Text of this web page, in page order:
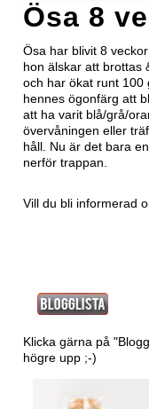
Ösa 8
Ösa har blivit 8
hon älskar att brottas
och har ökat runt 100
hennes ögonfärg att
att ha varit blå/grå/
övervåningen eller
håll. Nu är det bara
nerför trappan.
Vill du bli informerad
Klicka gärna på
högre upp ;-)